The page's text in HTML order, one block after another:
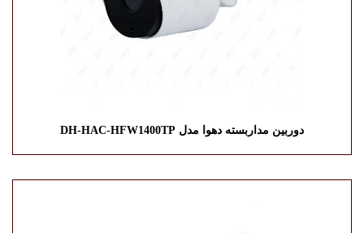
دوربین مداربسته دهوا مدل DH-HAC-HFW1400TP